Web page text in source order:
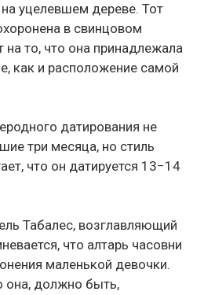
уцелевшем дереве. Тот
в свинцовом
на то, что она принадлежала
как и расположение самой
датирования не
три месяца, но стиль
что он датируется 13−14
Табалес, возглавляющий
что алтарь часовни
маленькой девочки.
она, должно быть,